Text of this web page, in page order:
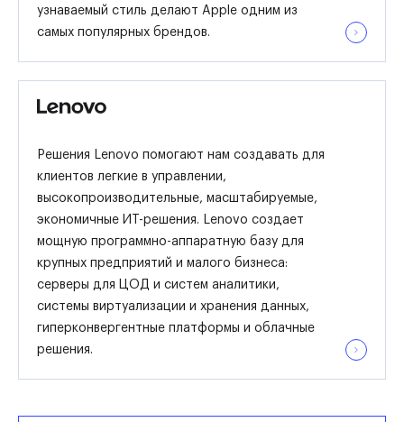
узнаваемый стиль делают Apple одним из
самых популярных брендов.
Решения Lenovo помогают нам создавать для
клиентов легкие в управлении,
высокопроизводительные, масштабируемые,
экономичные ИТ-решения. Lenovo создает
мощную программно-аппаратную базу для
крупных предприятий и малого бизнеса:
серверы для ЦОД и систем аналитики,
системы виртуализации и хранения данных,
гиперконвергентные платформы и облачные
решения.